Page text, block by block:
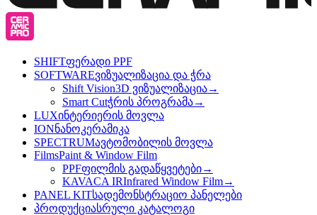
SHIFTფერადი PPF
SOFTWAREვიზუალიზაცია და ჭრა
Shift Vision3D ვიზუალიზაცია→
Smart Cutჭრის პროგრამა→
LUXინტერიერის მოვლა
IONნანოკერამიკა
SPECTRUMავტომობილის მოვლა
FilmsPaint & Window Film
PPFფილმის გადაწყვეტები→
KAVACA IRInfrared Window Film→
PANEL KITსადემონსტრაციო პანელები
პროდუქციასრული კატალოგი